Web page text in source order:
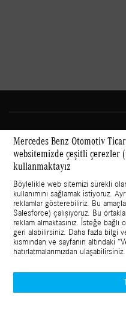
Sosyal medyada Mercedes-
Bilgi Toplumu Hizmetleri
© 2023 Mercedes Benz
Mercedes Benz Otomotiv
websitemizde çeşitli çerezler
kullanmaktayız
Böylelikle web sitemizi sürekli
kullanımını sağlamak istiyoruz.
reklamlar gösterebiliriz. Bu
Salesforce) çalışıyoruz. Bu
reklam almaktasınız. İsteğe
geri alabilirsiniz. Daha fazla bilgi
kısmından ve sayfanın altındaki
hatırlatmalarımızdan ulaşabilirsiniz.